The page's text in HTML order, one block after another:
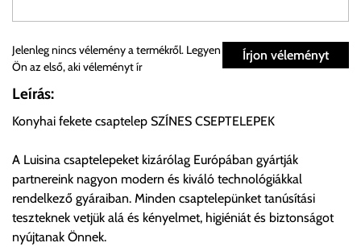
Személyes átvétel:
Önnek lehetősége van rendelését a beérkezést követően
előre egyeztetett időpontban.
Cím:1133 Budapest, Váci út 100.
Szállítási díjak:
Az oldalunkon rendelés esetén, amennyiben szállítást is kér,
Írjon véleményt
Jelenleg nincs vélemény a termékről. Legyen
Ön az első, aki véleményt ír
Leírás:
Konyhai fekete csaptelep SZÍNES CSEPTELEPEK
A Luisina csaptelepeket kizárólag Európában gyártják
partnereink nagyon modern és kiváló technológiákkal
rendelkező gyáraiban. Minden csaptelepünket tanúsítási
teszteknek vetjük alá és kényelmet, higiéniát és biztonságot
nyújtanak Önnek.